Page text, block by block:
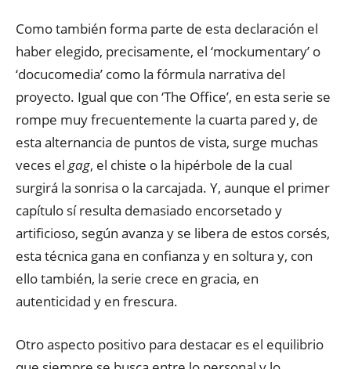
Como también forma parte de esta declaración el
haber elegido, precisamente, el ‘mockumentary’ o
‘docucomedia’ como la fórmula narrativa del
proyecto. Igual que con ‘The Office’, en esta serie se
rompe muy frecuentemente la cuarta pared y, de
esta alternancia de puntos de vista, surge muchas
veces el gag, el chiste o la hipérbole de la cual
surgirá la sonrisa o la carcajada. Y, aunque el primer
capítulo sí resulta demasiado encorsetado y
artificioso, según avanza y se libera de estos corsés,
esta técnica gana en confianza y en soltura y, con
ello también, la serie crece en gracia, en
autenticidad y en frescura.
Otro aspecto positivo para destacar es el equilibrio